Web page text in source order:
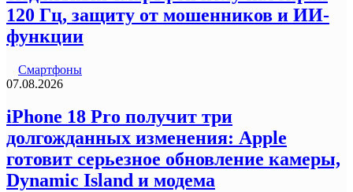
120 Гц, защиту от мошенников и ИИ-
функции
Смартфоны
07.08.2026
iPhone 18 Pro получит три
долгожданных изменения: Apple
готовит серьезное обновление камеры,
Dynamic Island и модема